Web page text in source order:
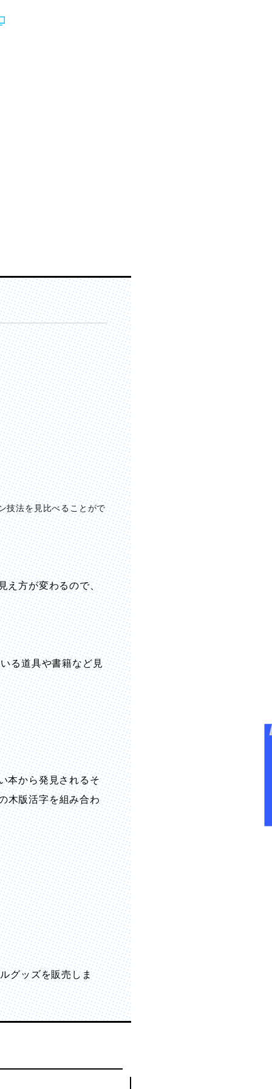
技法を見比べることがで
え方が変わるので、
る道具や書籍など見
本から発見されるそ
木版活字を組み合わ
グッズを販売しま